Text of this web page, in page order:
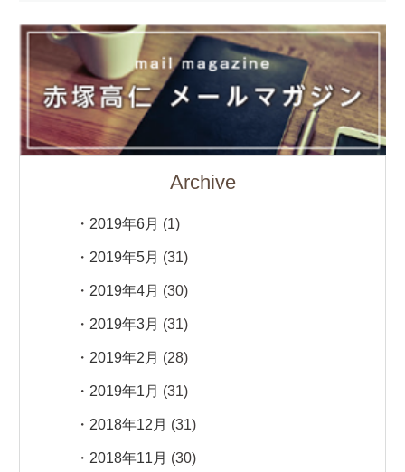
Archive
2019年6月 (1)
2019年5月 (31)
2019年4月 (30)
2019年3月 (31)
2019年2月 (28)
2019年1月 (31)
2018年12月 (31)
2018年11月 (30)